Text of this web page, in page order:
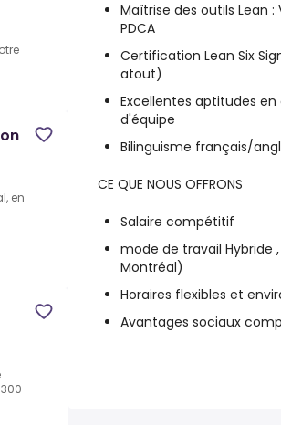
en
Maîtrise des outils Lean :
PDCA
Certification Lean Six
atout)
Excellentes aptitudes
d'équipe
Bilinguisme français/
CE QUE NOUS OFFRONS
Salaire compétitif
mode de travail Hybride
Montréal)
Horaires flexibles et
Avantages sociaux